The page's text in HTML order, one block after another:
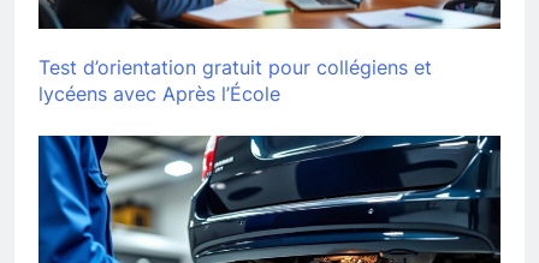
Test d’orientation gratuit pour collégiens et
lycéens avec Après l’École